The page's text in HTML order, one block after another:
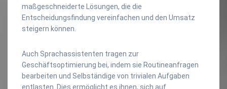
maßgeschneiderte Lösungen, die die
Entscheidungsfindung vereinfachen und den Umsatz
steigern können.
Auch Sprachassistenten tragen zur
Geschäftsoptimierung bei, indem sie Routineanfragen
bearbeiten und Selbständige von trivialen Aufgaben
entlasten. Dies ermöglicht es ihnen, sich auf